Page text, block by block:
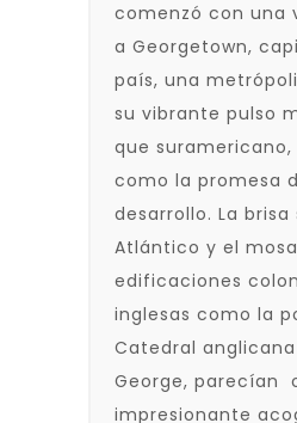
comenzó con una
a Georgetown,
país, una
su vibrante pulso
que
como la promesa
desarrollo. La brisa
Atlántico y el
edificaciones
inglesas como la
Catedral anglicana
George, parecían
impresionante